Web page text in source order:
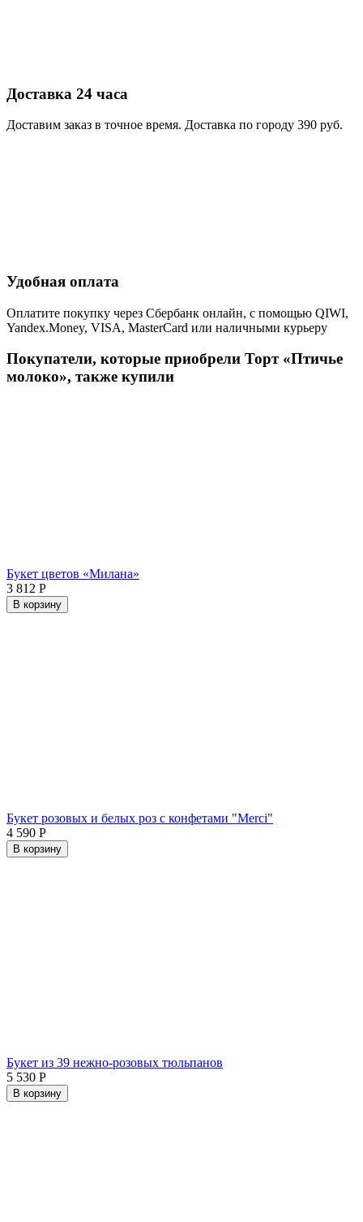
Доставка 24 часа
Доставим заказ в точное время. Доставка по городу 390 руб.
Удобная оплата
Оплатите покупку через Сбербанк онлайн, с помощью QIWI,
Yandex.Money, VISA, MasterCard или наличными курьеру
Покупатели, которые приобрели Торт «Птичье
молоко», также купили
Букет цветов «Милана»
3 812 Р
В корзину
Букет розовых и белых роз с конфетами "Merci"
4 590 Р
В корзину
Букет из 39 нежно-розовых тюльпанов
5 530 Р
В корзину